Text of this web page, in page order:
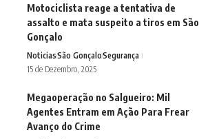
Motociclista reage a tentativa de
assalto e mata suspeito a tiros em São
Gonçalo
NoticiasSão GonçaloSegurança
15 de Dezembro, 2025
Megaoperação no Salgueiro: Mil
Agentes Entram em Ação Para Frear
Avanço do Crime